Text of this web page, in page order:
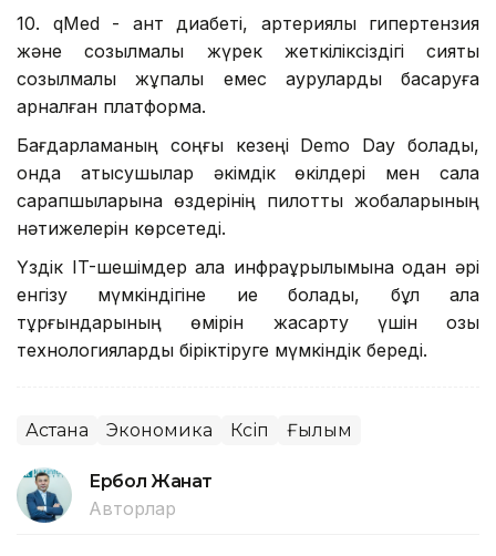
10. qMed - қант диабеті, артериялық гипертензия
және созылмалы жүрек жеткіліксіздігі сияқты
созылмалы жұқпалы емес ауруларды басқаруға
арналған платформа.
Бағдарламаның соңғы кезеңі Demo Day болады,
онда қатысушылар әкімдік өкілдері мен сала
сарапшыларына өздерінің пилоттық жобаларының
нәтижелерін көрсетеді.
Үздік IT-шешімдер қала инфрақұрылымына одан әрі
енгізу мүмкіндігіне ие болады, бұл қала
тұрғындарының өмірін жақсарту үшін озық
технологияларды біріктіруге мүмкіндік береді.
Астана Экономика Кәсіп Ғылым
Ербол Жанат
Авторлар